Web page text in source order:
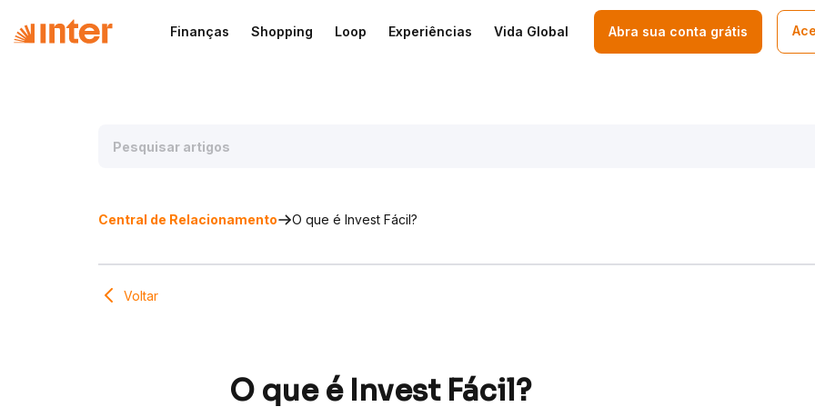
Finanças Shopping Loop Experiências Vida Global Abra sua conta grátis
Central de Relacionamento O que é Invest Fácil?
Voltar
O que é Invest Fácil?